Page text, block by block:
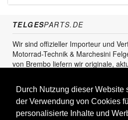
Durch Nutzung dieser Website
der Verwendung von Cookies
personalisierte Inhalte und
TELGESPARTS.DE
Wir sind offizieller Importeur und
Motorrad-Technik & Marchesini
von Brembo liefern wir originale,
Unser Service steht sowohl für
den Einzel- und Grosshandel zur
KUNDENBEREICH